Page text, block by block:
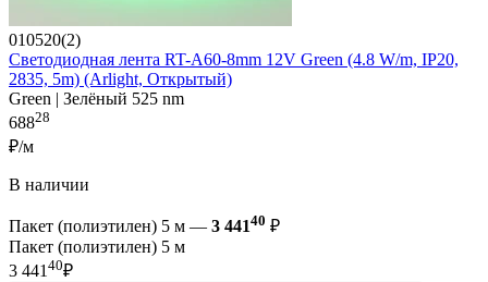
010520(2)
Светодиодная лента RT-A60-8mm 12V Green (4.8 W/m, IP20,
2835, 5m) (Arlight, Открытый)
Green | Зелёный 525 nm
68828
₽/м
В наличии
Пакет (полиэтилен) 5 м — 3 44140 ₽
Пакет (полиэтилен) 5 м
3 441 40₽